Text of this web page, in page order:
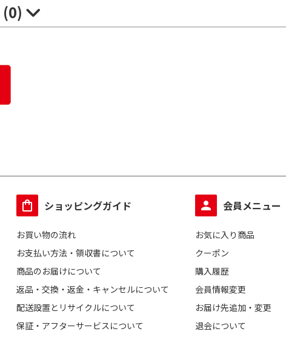
(0)
ショッピングガイド
お買い物の流れ
お支払い方法・領収書について
商品のお届けについて
返品・交換・返金・キャンセルについて
配送設置とリサイクルについて
保証・アフターサービスについて
会員メニュー
お気に入り商品
クーポン
購入履歴
会員情報変更
お届け先追加・変更
退会について